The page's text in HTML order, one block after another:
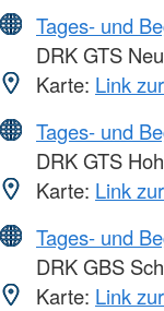
Tages- und
DRK GTS
Karte: Link
Tages- und
DRK GTS
Karte: Link
Tages- und
DRK GBS
Karte: Link